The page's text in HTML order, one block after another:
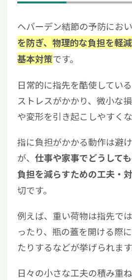
ヘバーデン結節の予防におい
を防ぎ、物理的な負担を軽
基本対策です。
日常的に指先を酷使してい
ストレスがかかり、微小な
や変形を引き起こしやすくな
指に負担がかかる動作は避
が、 仕事や家事でどうして
負担を減らすための工夫・
切です。
例えば、重い荷物は指先で
ったり、瓶の蓋を開ける際
たりするなどが挙げられます
日々の小さな工夫の積み重